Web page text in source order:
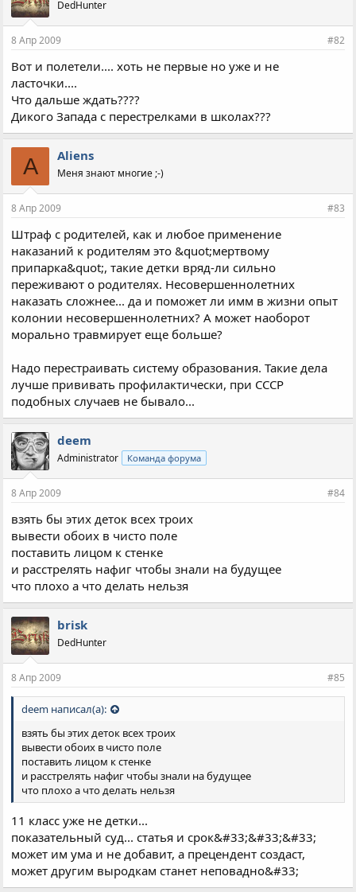
DedHunter
8 Апр 2009 #82
Вот и полетели.... хоть не первые но уже и не
ласточки....
Что дальше ждать????
Дикого Запада с перестрелками в школах???
A Aliens
Меня знают многие ;-)
8 Апр 2009 #83
Штраф с родителей, как и любое применение
наказаний к родителям это &quot;мертвому
припарка&quot;, такие детки вряд-ли сильно
переживают о родителях. Несовершеннолетних
наказать сложнее... да и поможет ли имм в жизни опыт
колонии несовершеннолетних? А может наоборот
морально травмирует еще больше?
Надо перестраивать систему образования. Такие дела
лучше прививать профилактически, при СССР
подобных случаев не бывало...
deem
Administrator Команда форума
8 Апр 2009 #84
взять бы этих деток всех троих
вывести обоих в чисто поле
поставить лицом к стенке
и расстрелять нафиг чтобы знали на будущее
что плохо а что делать нельзя
brisk
DedHunter
8 Апр 2009 #85
deem написал(а):
взять бы этих деток всех троих
вывести обоих в чисто поле
поставить лицом к стенке
и расстрелять нафиг чтобы знали на будущее
что плохо а что делать нельзя
11 класс уже не детки...
показательный суд... статья и срок&#33;&#33;&#33;
может им ума и не добавит, а прецендент создаст,
может другим выродкам станет неповадно&#33;